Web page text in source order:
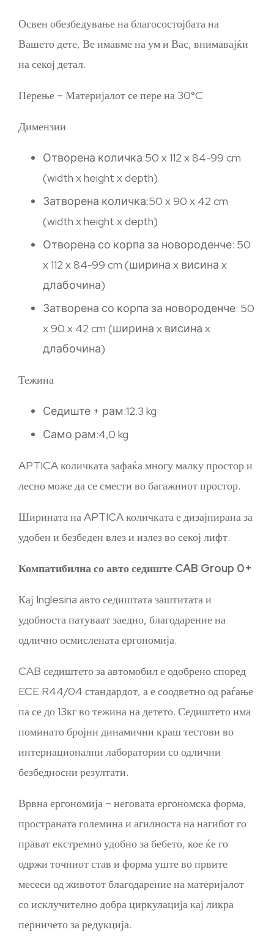
Освен обезбедување на благосостојбата на
Вашето дете, Ве имавме на ум и Вас, внимавајќи
на секој детал.
Перење – Материјалот се пере на 30°C
Димензии
Отворена количка:50 x 112 x 84-99 cm
(width x height x depth)
Затворена количка:50 x 90 x 42 cm
(width x height x depth)
Отворена со корпа за новороденче: 50
x 112 x 84-99 cm (ширина x висина x
длабочина)
Затворена со корпа за новороденче: 50
x 90 x 42 cm (ширина x висина x
длабочина)
Тежина
Седиште + рам:12.3 kg
Само рам:4,0 kg
APTICA количката зафаќа многу малку простор и
лесно може да се смести во багажниот простор.
Ширината на APTICA количката е дизајнирана за
удобен и безбеден влез и излез во секој лифт.
Компатибилна со авто седиште CAB Group 0+
Кај Inglesina авто седиштата заштитата и
удобноста патуваат заедно, благодарение на
одлично осмислената ергономија.
CAB седиштето за автомобил е одобрено според
ECE R44/04 стандардот, а е соодветно од раѓање
па се до 13кг во тежина на детето. Седиштето има
поминато бројни динамични краш тестови во
интернационални лаборатории со одлични
безбедносни резултати.
Врвна ергономија – неговата ергономска форма,
пространата големина и агилноста на нагибот го
прават екстремно удобно за бебето, кое ќе го
одржи точниот став и форма уште во првите
месеси од животот благодарение на материјалот
со исклучително добра циркулација кај ликра
перничето за редукција.